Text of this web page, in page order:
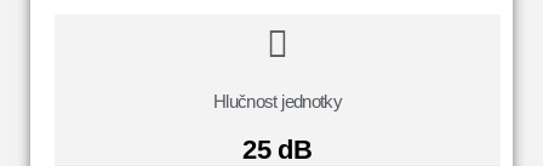
Hlučnost jednotky
25 dB